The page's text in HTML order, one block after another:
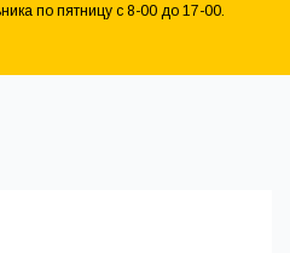
по пятницу с 8-00 до 17-00.